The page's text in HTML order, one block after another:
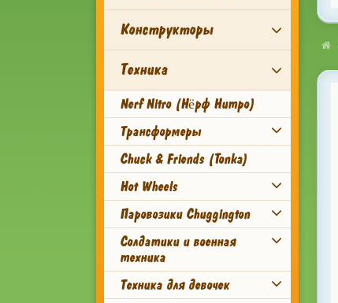
Конструкторы
Техника
Nerf Nitro (Нёрф Нитро)
Трансформеры
Chuck & Friends (Tonka)
Hot Wheels
Паровозики Chuggington
Солдатики и военная
техника
Техника для девочек